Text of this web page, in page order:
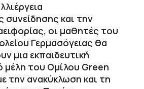
συνείδησης και την
οι μαθητές του
Γερμασόγειας θα
μια εκπαιδευτική
του Ομίλου Green
την ανακύκλωση και τη